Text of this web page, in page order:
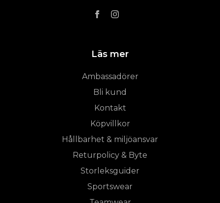
Läs mer
Ambassadörer
Bli kund
Kontakt
Köpvillkor
Hållbarhet & miljöansvar
Returpolicy & Byte
Storleksguider
Sportswear